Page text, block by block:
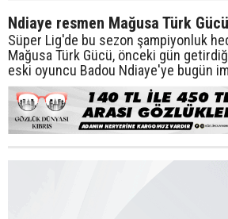
Ndiaye resmen Mağusa Türk
Süper Lig'de bu sezon şampiyonluk
Mağusa Türk Gücü, önceki gün
eski oyuncu Badou Ndiaye'ye bugün